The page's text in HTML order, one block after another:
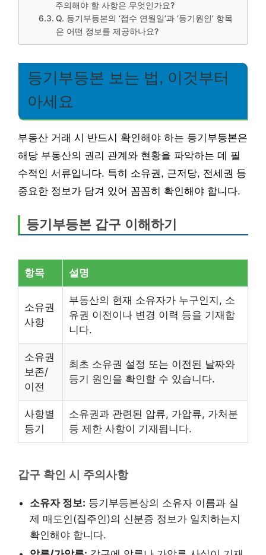
주의해야 할 사항은 무엇인가요?
Q. 등기부등본의 ‘접수 연월일’과 ‘등기원인’ 항목
은 어떤 정보를 제공하나요?
등기부등본 보는 법, 이것부터
아세요
부동산 거래 시 반드시 확인해야 하는 등기부등본은
해당 부동산의 권리 관계와 현황을 파악하는 데 필
수적인 서류입니다. 특히 소유권, 근저당, 전세권 등
중요한 정보가 담겨 있어 꼼꼼히 확인해야 합니다.
등기부등본 갑구 이해하기
항목 설명
소유권
사항
부동산의 현재 소유자가 누구인지, 소
유권 이전이나 변경 이력 등을 기재합
니다.
소유권
보존/
이전
최초 소유권 설정 또는 이전된 날짜와
등기 원인을 확인할 수 있습니다.
사항별
등기
소유권과 관련된 압류, 가압류, 가처분
등 제한 사항이 기재됩니다.
갑구 확인 시 주의사항
소유자 정보: 등기부등본상의 소유자 이름과 실
제 매도인(집주인)의 신분증 정보가 일치하는지
확인해야 합니다.